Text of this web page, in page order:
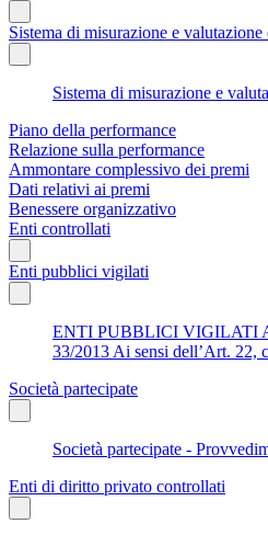
Sistema di misurazione e
Sistema di misurazione e
Piano della performance
Relazione sulla performance
Ammontare complessivo dei premi
Dati relativi ai premi
Benessere organizzativo
Enti controllati
Enti pubblici vigilati
ENTI PUBBLICI VIGILATI
33/2013 Ai sensi dell’Art. 22,
Società partecipate
Società partecipate -
Enti di diritto privato controllati